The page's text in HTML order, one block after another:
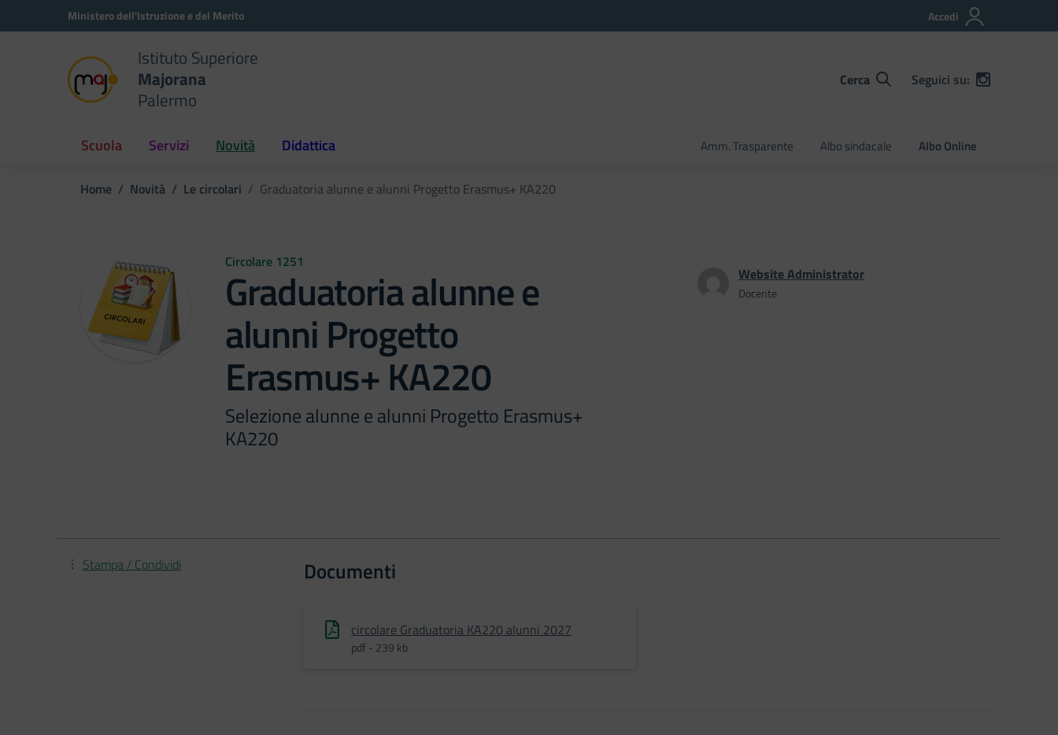
Vai ai contenuti
Vai al menu di navigazioneMinistero dell'Istruzione e del Merito Accedi
Istituto Superiore
Majorana
Palermo
Cerca Seguici su:
Scuola Servizi Novità Didattica Amm. Trasparente Albo sindacale Albo Online
Home Novità Le circolari Graduatoria alunne e alunni Progetto Erasmus+ KA220
Circolare 1251
Graduatoria alunne e
alunni Progetto
Erasmus+ KA220
Selezione alunne e alunni Progetto Erasmus+
KA220
Website Administrator
Docente
Documenti
circolare Graduatoria KA220 alunni 2027
pdf - 239 kb
Stampa / Condividi